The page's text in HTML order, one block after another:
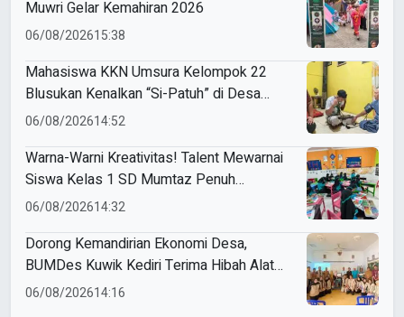
Muwri Gelar Kemahiran 2026
06/08/202615:38
Mahasiswa KKN Umsura Kelompok 22
Blusukan Kenalkan “Si-Patuh” di Desa
Banjarkejen
06/08/202614:52
Warna-Warni Kreativitas! Talent Mewarnai
Siswa Kelas 1 SD Mumtaz Penuh
Keceriaan
06/08/202614:32
Dorong Kemandirian Ekonomi Desa,
BUMDes Kuwik Kediri Terima Hibah Alat
Pencetak Briket Biomassa Briqpress
06/08/202614:16